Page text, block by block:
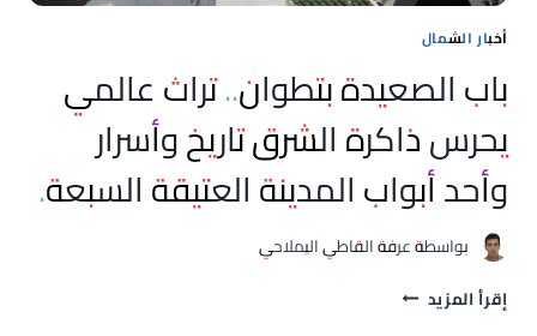
أخبار الشمال
باب الصعيدة بتطوان.. تراث عالمي
يحرس ذاكرة الشرق تاريخ وأسرار
وأحد أبواب المدينة العتيقة السبعة.
بواسطةعرفة القاطي اليملاحي
إقرأ المزيد باب